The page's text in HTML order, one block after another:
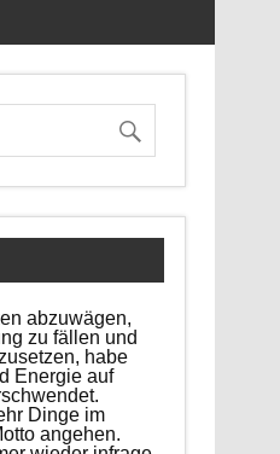
abzuwägen,
zu fällen und
habe
Energie auf
Dinge im
angehen.